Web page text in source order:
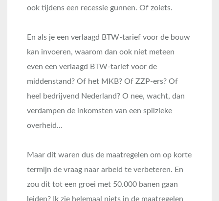
ook tijdens een recessie gunnen. Of zoiets.
En als je een verlaagd BTW-tarief voor de bouw
kan invoeren, waarom dan ook niet meteen
even een verlaagd BTW-tarief voor de
middenstand? Of het MKB? Of ZZP-ers? Of
heel bedrijvend Nederland? O nee, wacht, dan
verdampen de inkomsten van een spilzieke
overheid…
Maar dit waren dus de maatregelen om op korte
termijn de vraag naar arbeid te verbeteren. En
zou dit tot een groei met 50.000 banen gaan
leiden? Ik zie helemaal niets in de maatregelen